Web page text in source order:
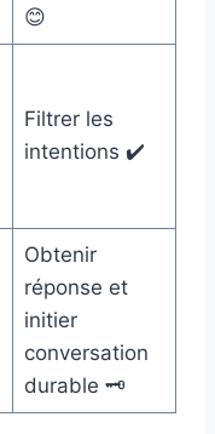
😊
Filtrer les
intentions ✔️
Obtenir
réponse et
initier
conversation
durable 🗝️